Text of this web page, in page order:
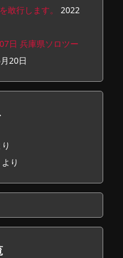
敢行します。
2022
日 兵庫県ソロツー
20日
より